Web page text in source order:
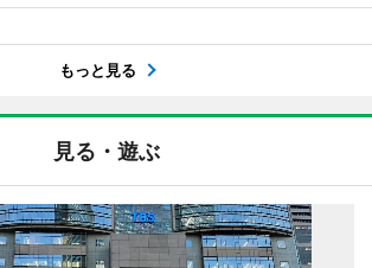
もっと見る
見る・遊ぶ